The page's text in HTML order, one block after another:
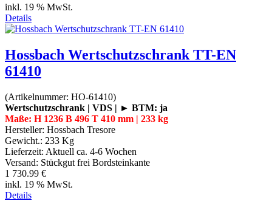
inkl. 19 % MwSt.
Details
Hossbach Wertschutzschrank TT-EN
61410
(Artikelnummer: HO-61410)
Wertschutzschrank | VDS | ► BTM: ja
Maße: H 1236 B 496 T 410 mm | 233 kg
Hersteller: Hossbach Tresore
Gewicht.: 233 Kg
Lieferzeit: Aktuell ca. 4-6 Wochen
Versand: Stückgut frei Bordsteinkante
1 730.99 €
inkl. 19 % MwSt.
Details